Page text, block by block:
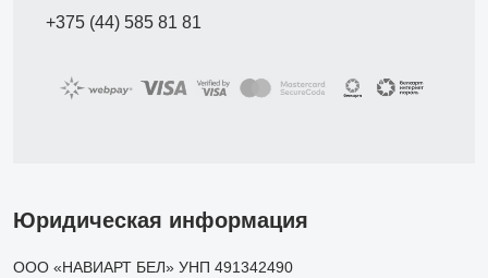
+375 (44) 585 81 81
Юридическая информация
ООО «НАВИАРТ БЕЛ» УНП 491342490